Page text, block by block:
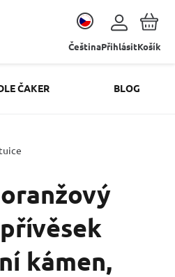
ČeštinaPřihlásitKošík
ČAKER BLOG
kámen,